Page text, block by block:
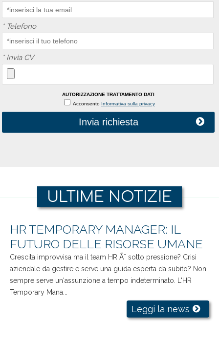
*Telefono
*Invia CV
AUTORIZZAZIONE TRATTAMENTO DATI
Acconsento Informativa sulla privacy
Invia richiesta
ULTIME NOTIZIE
HR TEMPORARY MANAGER: IL
FUTURO DELLE RISORSE UMANE
Crescita improvvisa ma il team HR Ã¨ sotto pressione? Crisi
aziendale da gestire e serve una guida esperta da subito? Non
sempre serve un'assunzione a tempo indeterminato. L'HR
Temporary Mana...
Leggi la news